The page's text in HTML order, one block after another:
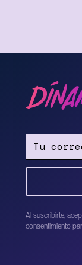
Al suscribirte,
consentimiento